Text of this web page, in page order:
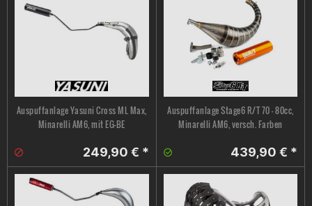
Auspuffanlage Yasuni Cross ML Max,
Minarelli AM6, mit EG-BE
249,90 € *
Auspuffanlage Stage6 R/T 70 - 80cc,
Minarelli AM6, versch. Farben
439,90 € *